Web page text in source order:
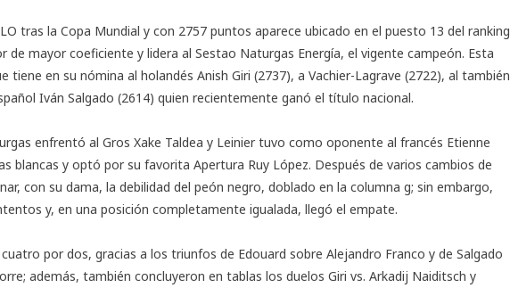
tras la Copa Mundial y con 2757 puntos aparece ubicado en el puesto 13 del ranking
de mayor coeficiente y lidera al Sestao Naturgas Energía, el vigente campeón. Esta
tiene en su nómina al holandés Anish Giri (2737), a Vachier-Lagrave (2722), al también
Iván Salgado (2614) quien recientemente ganó el título nacional.
enfrentó al Gros Xake Taldea y Leinier tuvo como oponente al francés Etienne
blancas y optó por su favorita Apertura Ruy López. Después de varios cambios de
con su dama, la debilidad del peón negro, doblado en la columna g; sin embargo,
y, en una posición completamente igualada, llegó el empate.
por dos, gracias a los triunfos de Edouard sobre Alejandro Franco y de Salgado
además, también concluyeron en tablas los duelos Giri vs. Arkadij Naiditsch y